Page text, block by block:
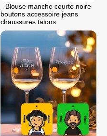
Blouse manche courte noire
boutons accessoire jeans
chaussures talons